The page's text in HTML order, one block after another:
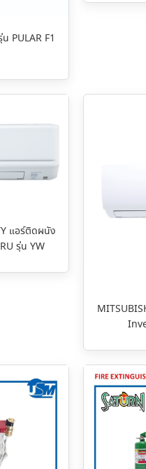
PULAR F1
แอร์ติดผนัง
รุ่น YW